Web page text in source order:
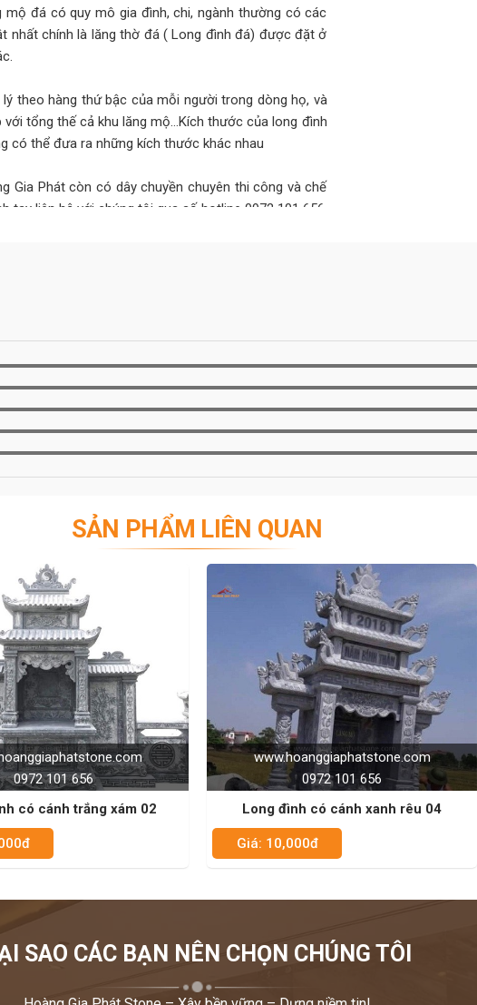
đá có quy mô gia đình, chi, ngành thường có các
nhất chính là lăng thờ đá ( Long đình đá) được đặt ở
theo hàng thứ bậc của mỗi người trong dòng họ, và
tổng thế cả khu lăng mộ…Kích thước của long đình
có thể đưa ra những kích thước khác nhau
Gia Phát còn có dây chuyền chuyên thi công và chế
tay liên hệ với chúng tôi qua số hotline 0972 101 656
SẢN PHẨM LIÊN QUAN
0972 101 656
đình có cánh xanh rêu 04
www.hoanggiaphatstone.com
0972 101 656
Long đình không có cánh xanh rêu 01
Giá: 10,000đ
SAO CÁC BẠN NÊN CHỌN CHÚNG TÔI